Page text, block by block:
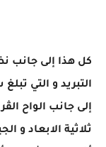
ثلاثية الابعاد و